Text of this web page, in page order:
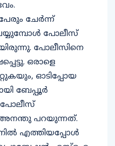
ചേർന്ന്
പോലീസ്
പോലീസിനെ
ഒരാളെ
ഓടിപ്പോയ
ബേപ്പൂർ
പോലീസ്
അനന്തു പറയുന്നത്.
എത്തിയപ്പോൾ